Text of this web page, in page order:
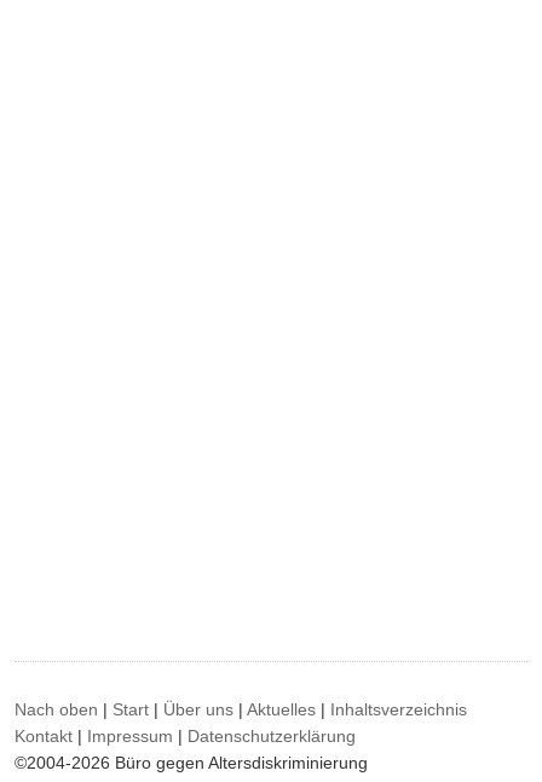
Nach oben | Start | Über uns |Aktuelles | Inhaltsverzeichnis
Kontakt | Impressum | Datenschutzerklärung
©2004-2026 Büro gegen Altersdiskriminierung